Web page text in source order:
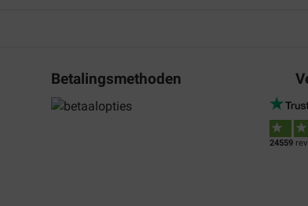
Betalingsmethoden
24559